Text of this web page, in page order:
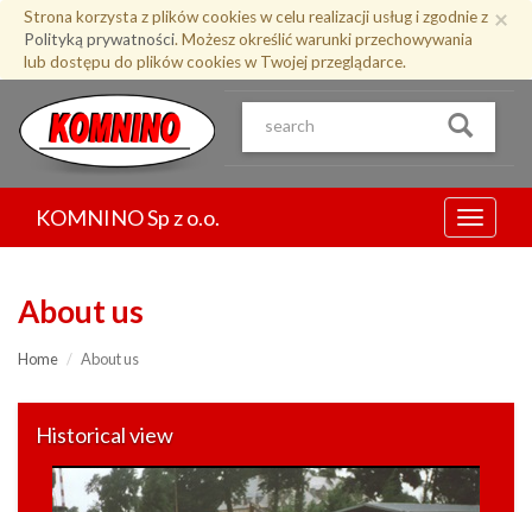
Przejdź
treści
×
Strona korzysta z plików cookies w celu realizacji usług i zgodnie z
Polityką prywatności. Możesz określić warunki przechowywania
lub dostępu do plików cookies w Twojej przeglądarce.
Menu
KOMNINO Sp z o.o.
About us
Home About us
Historical view